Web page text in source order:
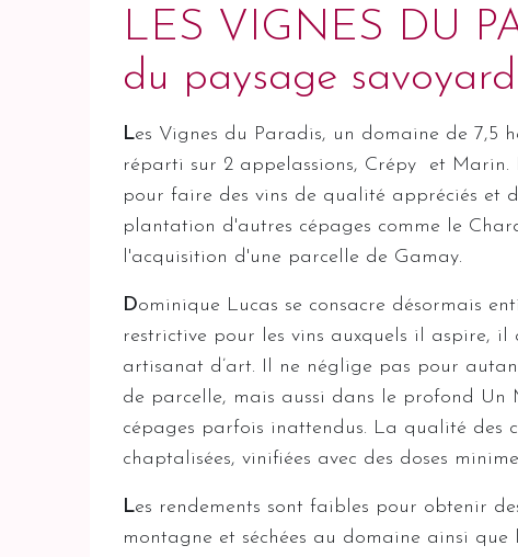
LES VIGNES DU
du paysage
Les Vignes du Paradis, un domaine de 7,5
réparti sur 2 appelassions, Crépy et Marin.
pour faire des vins de qualité appréciés et
plantation d'autres cépages comme le
l'acquisition d'une parcelle de Gamay.
Dominique Lucas se consacre désormais
restrictive pour les vins auxquels il aspire,
artisanat d’art. Il ne néglige pas pour
de parcelle, mais aussi dans le profond Un
cépages parfois inattendus. La qualité des
chaptalisées, vinifiées avec des doses
Les rendements sont faibles pour obtenir
montagne et séchées au domaine ainsi